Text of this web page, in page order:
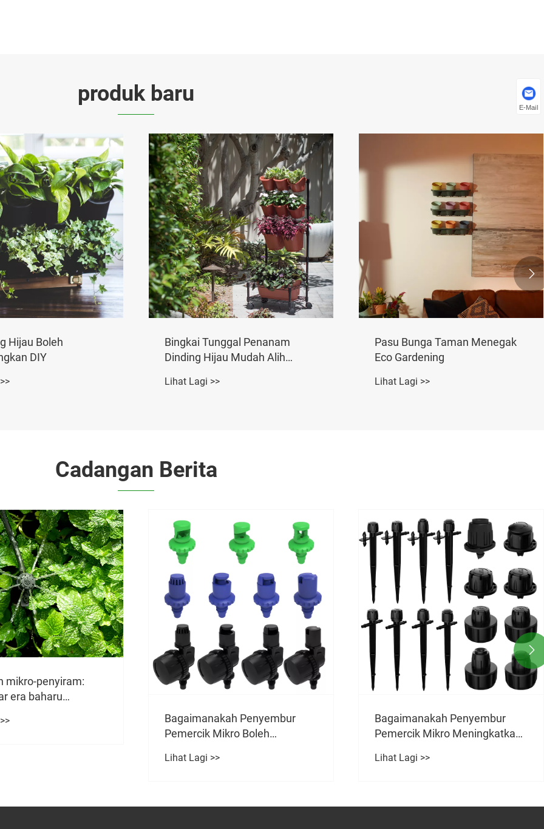
produk baru
Paip Boleh
Kelengkapan Barb 13mm
19mm 25mm
Lihat Lagi >>
Kelengkapan Barb 4mm

Cadangan Berita
Penyembur
Bagaimanakah Penyembur
Pemercik Mikro Meningkatkan
Pengairan Taman?
Lihat Lagi >>
Faedah Menggunakan Sprinkle
Lihat Lagi >>

E-Mail